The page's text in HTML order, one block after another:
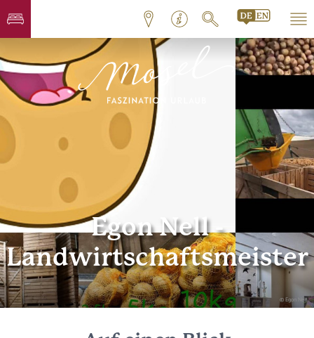
© Egon Nell
Egon Nell -
Landwirtschaftsmeister